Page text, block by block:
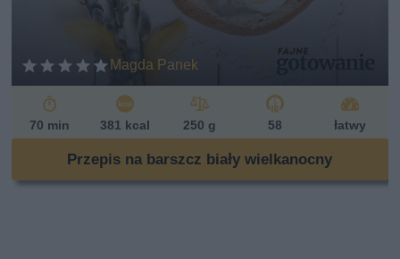
Magda Panek
70 min 381 kcal 250 g 58 łatwy
Przepis na barszcz biały wielkanocny